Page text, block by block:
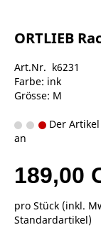
ORTLIEB
Art.Nr. k6231
Farbe: ink
Grösse: M
Der
an
189,00
pro Stück (inkl.
Standardartikel)